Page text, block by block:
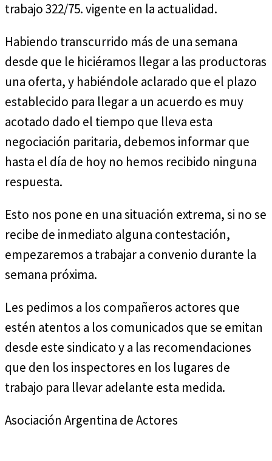
trabajo 322/75. vigente en la actualidad.
Habiendo transcurrido más de una semana
desde que le hiciéramos llegar a las productoras
una oferta, y habiéndole aclarado que el plazo
establecido para llegar a un acuerdo es muy
acotado dado el tiempo que lleva esta
negociación paritaria, debemos informar que
hasta el día de hoy no hemos recibido ninguna
respuesta.
Esto nos pone en una situación extrema, si no se
recibe de inmediato alguna contestación,
empezaremos a trabajar a convenio durante la
semana próxima.
Les pedimos a los compañeros actores que
estén atentos a los comunicados que se emitan
desde este sindicato y a las recomendaciones
que den los inspectores en los lugares de
trabajo para llevar adelante esta medida.
Asociación Argentina de Actores